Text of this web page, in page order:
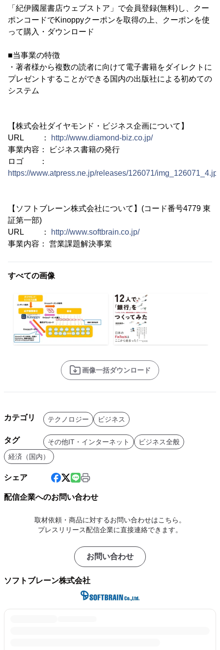
「紀伊國屋書店ウェブストア」で会員登録(無料)し、クー
ポンコードでKinoppyクーポンを取得の上、クーポンを使
って購入・ダウンロード
■当事業の特徴
・著者様から複数の読者に向けて電子書籍をダイレクトに
プレゼントすることができる国内の出版社による初めての
システム
【株式会社ダイヤモンド・ビジネス企画について】
URL ：
http://www.diamond-biz.co.jp/
事業内容： ビジネス書籍の発行
ロゴ ：
https://www.atpress.ne.jp/releases/126071/
【ソフトブレーン株式会社について】(コード番号4779 東
証第一部)
URL ：
http://www.softbrain.co.jp/
事業内容： 営業課題解決事業
すべての画像
画像一括ダウンロード
カテゴリ テクノロジー ビジネス
タグ その他IT・インターネット
ビジネス全般
経済（国内）
シェア
配信企業へのお問い合わせ
取材依頼・商品に対するお問い合わせはこちら。
プレスリリース配信企業に直接連絡できます。
お問い合わせ
ソフトブレーン株式会社